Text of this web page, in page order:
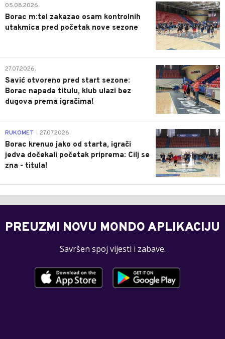
0
05.08.2026.
Borac m:tel zakazao osam kontrolnih
utakmica pred početak nove sezone
0
27.07.2026.
Savić otvoreno pred start sezone:
Borac napada titulu, klub ulazi bez
dugova prema igračima!
0
RUKOMET 27.07.2026.
Borac krenuo jako od starta, igrači
jedva dočekali početak priprema: Cilj se
zna - titula!
PREUZMI NOVU MONDO APLIKACIJU
Savršen spoj vijesti i zabave.